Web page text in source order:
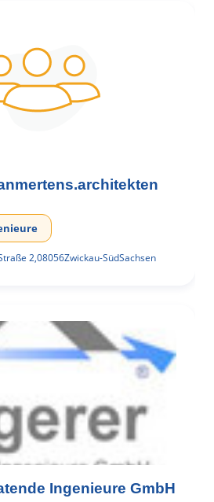
2,08056Zwickau-SüdSachsen
Ingenieure GmbH